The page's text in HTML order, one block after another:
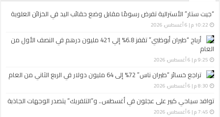
“جيت ستار” الأسترالية تفرض رسومًا مقابل وضع حقائب اليد في الخزائن العلوية
10:22 م | 6 أغسطس، 2026
أرباح “طيران أبوظبي” تقفز 6.8% إلي 421 مليون درهم في النصف الأول من
العام
9:25 م | 6 أغسطس، 2026
تراجع خسائر “طيران ناس” 72% إلى 64 مليون دولار في الربع الثاني من العام
8:30 م | 6 أغسطس، 2026
توافد سياحي كبير على عجلون في أغسطس.. و”التلفريك” يتصدر الوجهات الجاذبة
7:45 م | 6 أغسطس، 2026